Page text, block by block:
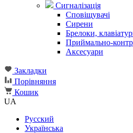
Сигналізація
Сповіщувачі
Сирени
Брелоки,
Приймально-
Аксесуари
Закладки
Порівняння
Кошик
UA
Русский
Українська